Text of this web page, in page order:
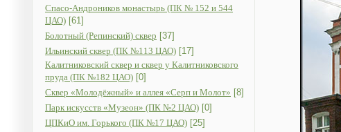
Спасо-Андроников монастырь (ПК № 152 и 544
ЦАО) [61]
Болотный (Репинский) сквер [37]
Ильинский сквер (ПК №113 ЦАО) [17]
Калитниковский сквер и сквер у Калитниковского
пруда (ПК №182 ЦАО) [0]
Сквер «Молодёжный» и аллея «Серп и Молот» [8]
Парк искусств «Музеон» (ПК №2 ЦАО) [0]
ЦПКиО им. Горького (ПК №17 ЦАО) [25]